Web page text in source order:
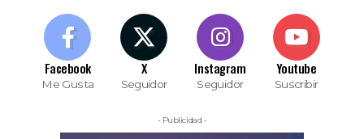
Facebook
Me Gusta
X
Seguidor
Instagram
Seguidor
Youtube
Suscribir
- Publicidad -